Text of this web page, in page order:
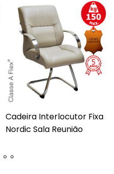
Cadeira Interlocutor Fixa
Nordic Sala Reunião